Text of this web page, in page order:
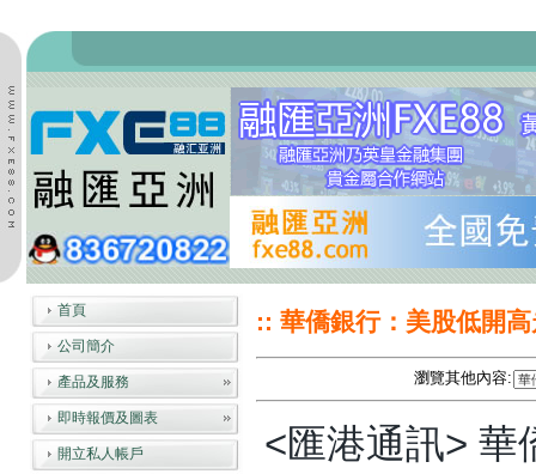
首頁
公司簡介
產品及服務
即時報價及圖表
開立私人帳戶
:: 華僑銀行：美股低開
瀏覽其他內容:
<匯港通訊> 華